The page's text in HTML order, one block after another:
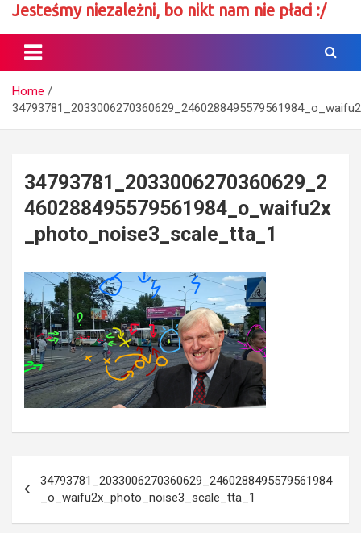
Jesteśmy niezależni, bo nikt nam nie płaci :/
Home
34793781_2033006270360629_2
460288495579561984_o_waifu2x
_photo_noise3_scale_tta_1
navigation
34793781_2033006270360629_2460288495579561984
_o_waifu2x_photo_noise3_scale_tta_1